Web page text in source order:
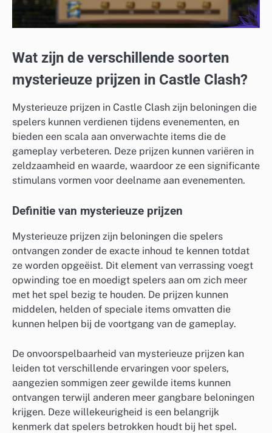
Wat zijn de verschillende soorten
mysterieuze prijzen in Castle Clash?
Mysterieuze prijzen in Castle Clash zijn beloningen die
spelers kunnen verdienen tijdens evenementen, en
bieden een scala aan onverwachte items die de
gameplay verbeteren. Deze prijzen kunnen variëren in
zeldzaamheid en waarde, waardoor ze een significante
stimulans vormen voor deelname aan evenementen.
Definitie van mysterieuze prijzen
Mysterieuze prijzen zijn beloningen die spelers
ontvangen zonder de exacte inhoud te kennen totdat
ze worden opgeëist. Dit element van verrassing voegt
opwinding toe en moedigt spelers aan om zich meer
met het spel bezig te houden. De prijzen kunnen
middelen, helden of speciale items omvatten die
kunnen helpen bij de voortgang van de gameplay.
De onvoorspelbaarheid van mysterieuze prijzen kan
leiden tot verschillende ervaringen voor spelers,
aangezien sommigen zeer gewilde items kunnen
ontvangen terwijl anderen meer gangbare beloningen
krijgen. Deze willekeurigheid is een belangrijk
kenmerk dat spelers betrokken houdt bij het spel.